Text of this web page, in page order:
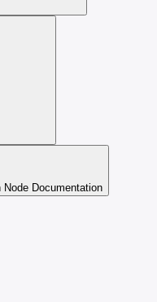
Documentation